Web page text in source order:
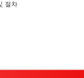
절차